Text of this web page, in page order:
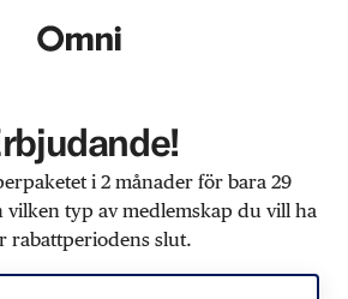
i 2 månader för bara 29
typ av medlemskap du vill ha
rabattperiodens slut.